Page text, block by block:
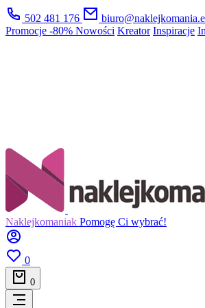
502 481 176
Promocje -80% Nowości Kreator Inspiracje
Naklejkomaniak Pomogę Ci wybrać!
0
0